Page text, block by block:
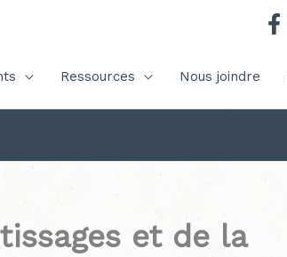
Ressources Nous joindre
et de la